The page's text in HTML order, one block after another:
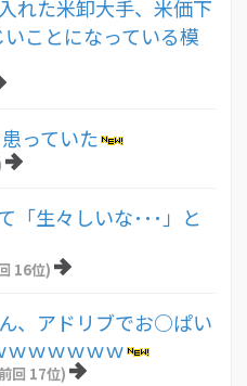
れた米卸大手、米価下
ことになっている模
っていた
「生々しいな･･･」と
16位)
、アドリブでお○ぱい
ｗｗｗｗｗ
回 17位)